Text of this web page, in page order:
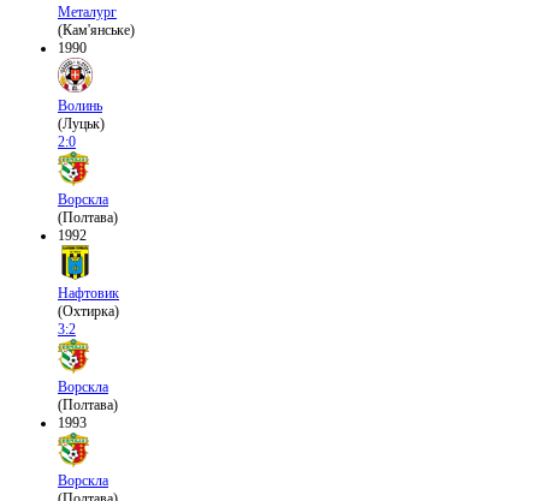
Металург
(Кам'янське)
1990
Волинь
(Луцьк)
2:0
Ворскла
(Полтава)
1992
Нафтовик
(Охтирка)
3:2
Ворскла
(Полтава)
1993
Ворскла